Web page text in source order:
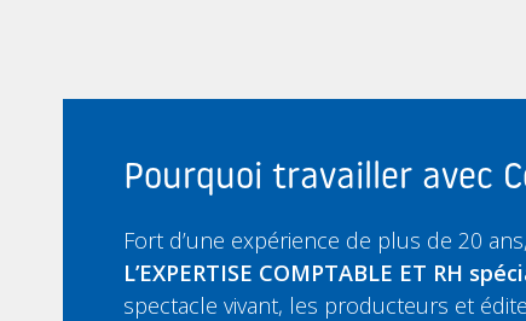
Pourquoi travailler avec
Fort d’une expérience de plus de 20
L’EXPERTISE COMPTABLE ET RH
spectacle vivant, les producteurs et